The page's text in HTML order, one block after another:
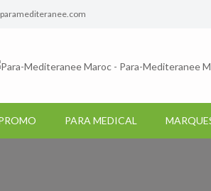
PARA MEDICAL